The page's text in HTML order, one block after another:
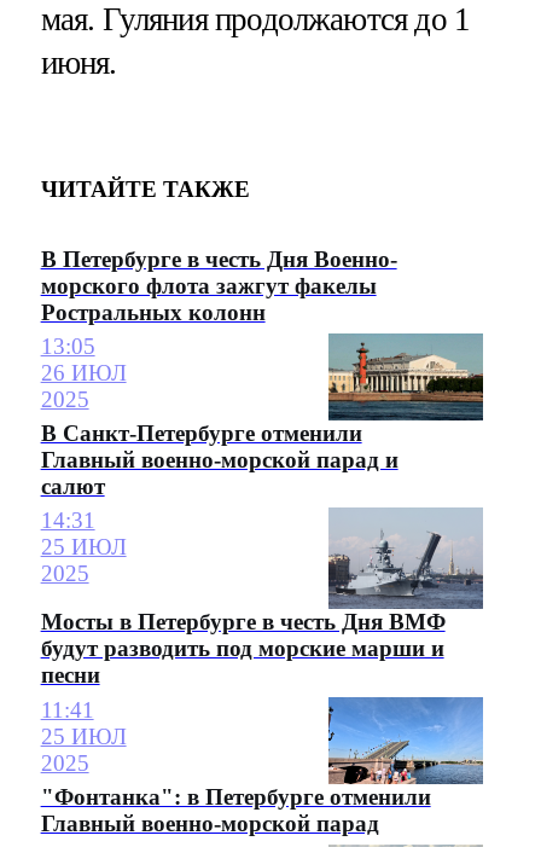
мая. Гуляния продолжаются до 1
июня.
ЧИТАЙТЕ ТАКЖЕ
В Петербурге в честь Дня Военно-
морского флота зажгут факелы
Ростральных колонн
13:05
26 ИЮЛ
2025
В Санкт-Петербурге отменили
Главный военно-морской парад и
салют
14:31
25 ИЮЛ
2025
Мосты в Петербурге в честь Дня ВМФ
будут разводить под морские марши и
песни
11:41
25 ИЮЛ
2025
"Фонтанка": в Петербурге отменили
Главный военно-морской парад